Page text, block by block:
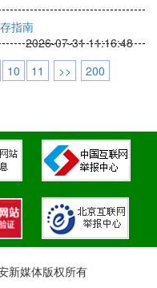
指南
2026-07-31 11:16:48
10 11 >> 200
新媒体版权所有